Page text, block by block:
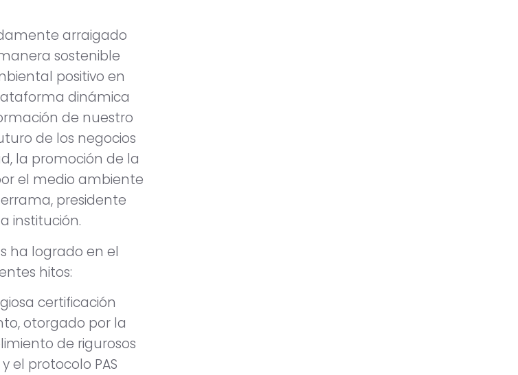
arraigado
sostenible
positivo en
dinámica
de nuestro
de los negocios
la promoción de la
el medio ambiente
presidente
institución.
ha logrado en el
hitos:
certificación
otorgado por la
de rigurosos
el protocolo PAS